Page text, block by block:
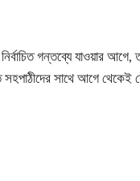
নির্বাচিত গন্তব্যে যাওয়ার
সহপাঠীদের সাথে আগে